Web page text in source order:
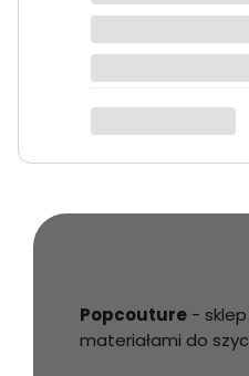
Popcouture -
materiałami do